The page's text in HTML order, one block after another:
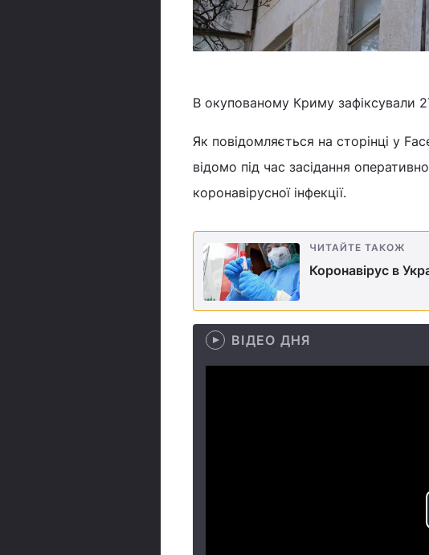
В окупованому Криму зафіксували
Як повідомляється на сторінці у
відомо під час засідання
коронавірусної інфекції.
ЧИТАЙТЕ ТАКОЖ
Коронавірус в
ВІДЕО ДНЯ